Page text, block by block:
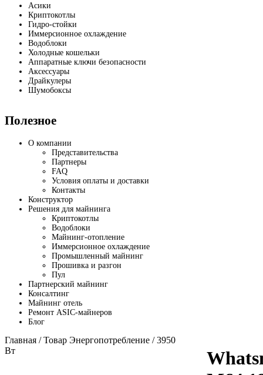
Асики
Криптокотлы
Гидро-стойки
Иммерсионное охлаждение
Водоблоки
Холодные кошельки
Аппаратные ключи безопасности
Аксессуары
Драйкулеры
Шумобоксы
Полезное
О компании
Представительства
Партнеры
FAQ
Условия оплаты и доставки
Контакты
Конструктор
Решения для майнинга
Криптокотлы
Водоблоки
Майнинг-отопление
Иммерсионное охлаждение
Промышленный майнинг
Прошивка и разгон
Пул
Партнерский майнинг
Консалтинг
Майнинг отель
Ремонт ASIC-майнеров
Блог
Главная / Товар Энергопотребление / 3950
Вт